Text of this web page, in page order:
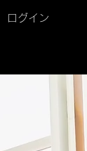
ログイン